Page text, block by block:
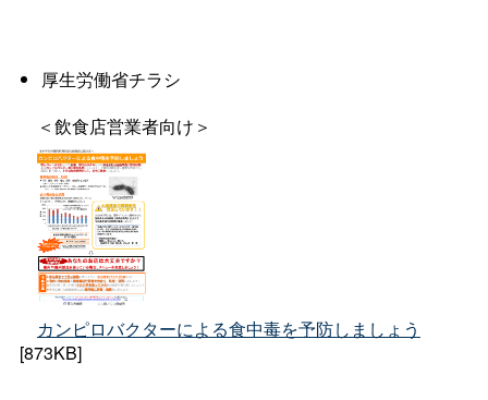
厚生労働省チラシ
＜飲食店営業者向け＞
カンピロバクターによる食中毒を予防しましょう
[873KB]